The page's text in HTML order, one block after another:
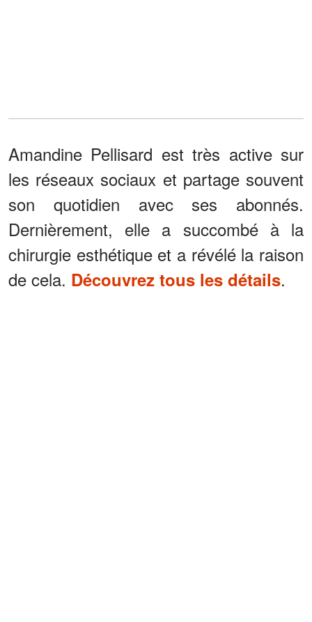
Amandine Pellisard est très active sur
les réseaux sociaux et partage souvent
son quotidien avec ses abonnés.
Dernièrement, elle a succombé à la
chirurgie esthétique et a révélé la raison
de cela. Découvrez tous les détails.